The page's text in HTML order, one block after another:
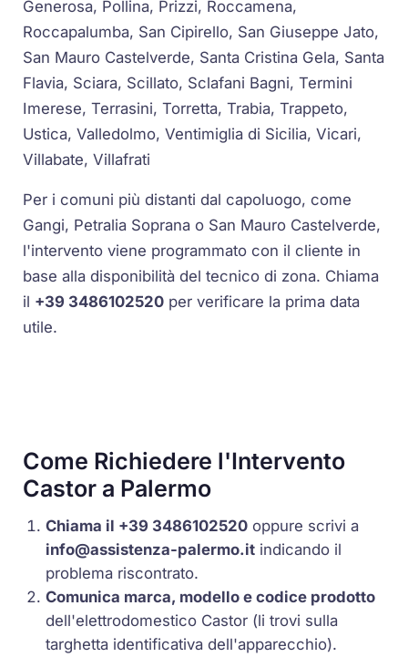
Generosa, Pollina, Prizzi, Roccamena,
Roccapalumba, San Cipirello, San Giuseppe Jato,
San Mauro Castelverde, Santa Cristina Gela, Santa
Flavia, Sciara, Scillato, Sclafani Bagni, Termini
Imerese, Terrasini, Torretta, Trabia, Trappeto,
Ustica, Valledolmo, Ventimiglia di Sicilia, Vicari,
Villabate, Villafrati
Per i comuni più distanti dal capoluogo, come
Gangi, Petralia Soprana o San Mauro Castelverde,
l'intervento viene programmato con il cliente in
base alla disponibilità del tecnico di zona. Chiama
il +39 3486102520 per verificare la prima data
utile.
Come Richiedere l'Intervento
Castor a Palermo
Chiama il +39 3486102520 oppure scrivi a
info@assistenza-palermo.it indicando il
problema riscontrato.
Comunica marca, modello e codice prodotto
dell'elettrodomestico Castor (li trovi sulla
targhetta identificativa dell'apparecchio).